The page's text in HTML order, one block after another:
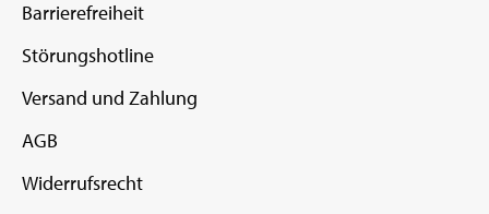
Barrierefreiheit
Störungshotline
Versand und Zahlung
AGB
Widerrufsrecht